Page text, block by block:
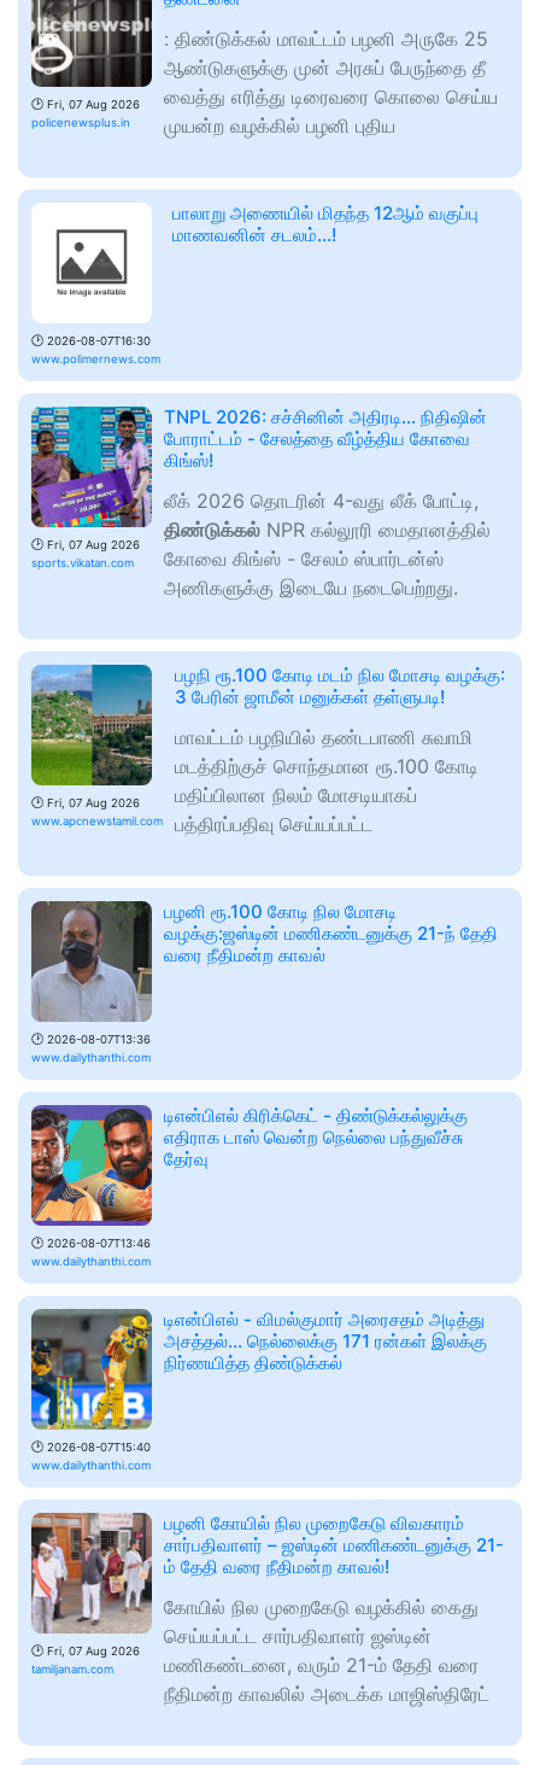
🕑 Fri, 07 Aug 2026
policenewsplus.in
: திண்டுக்கல் மாவட்டம் பழனி அருகே 25
ஆண்டுகளுக்கு முன் அரசுப் பேருந்தை தீ
வைத்து எரித்து டிரைவரை கொலை செய்ய
முயன்ற வழக்கில் பழனி புதிய
🕑 2026-08-07T16:30
www.polimernews.com
பாலாறு அணையில் மிதந்த 12ஆம் வகுப்பு
மாணவனின் சடலம்...!
🕑 Fri, 07 Aug 2026
sports.vikatan.com
TNPL 2026: சச்சினின் அதிரடி... நிதிஷின்
போராட்டம் - சேலத்தை வீழ்த்திய கோவை
கிங்ஸ்!
லீக் 2026 தொடரின் 4-வது லீக் போட்டி,
திண்டுக்கல் NPR கல்லூரி மைதானத்தில்
கோவை கிங்ஸ் - சேலம் ஸ்பார்டன்ஸ்
அணிகளுக்கு இடையே நடைபெற்றது.
🕑 Fri, 07 Aug 2026
www.apcnewstamil.com
பழநி ரூ.100 கோடி மடம் நில மோசடி வழக்கு:
3 பேரின் ஜாமீன் மனுக்கள் தள்ளுபடி!
மாவட்டம் பழநியில் தண்டபாணி சுவாமி
மடத்திற்குச் சொந்தமான ரூ.100 கோடி
மதிப்பிலான நிலம் மோசடியாகப்
பத்திரப்பதிவு செய்யப்பட்ட
🕑 2026-08-07T13:36
www.dailythanthi.com
பழனி ரூ.100 கோடி நில மோசடி
வழக்கு:ஜஸ்டின் மணிகண்டனுக்கு 21-ந் தேதி
வரை நீதிமன்ற காவல்
🕑 2026-08-07T13:46
www.dailythanthi.com
டிஎன்பிஎல் கிரிக்கெட் - திண்டுக்கல்லுக்கு
எதிராக டாஸ் வென்ற நெல்லை பந்துவீச்சு
தேர்வு
🕑 2026-08-07T15:40
www.dailythanthi.com
டிஎன்பிஎல் - விமல்குமார் அரைசதம் அடித்து
அசத்தல்... நெல்லைக்கு 171 ரன்கள் இலக்கு
நிர்ணயித்த திண்டுக்கல்
🕑 Fri, 07 Aug 2026
tamiljanam.com
பழனி கோயில் நில முறைகேடு விவகாரம்
சார்பதிவாளர் – ஜஸ்டின் மணிகண்டனுக்கு 21-
ம் தேதி வரை நீதிமன்ற காவல்!
கோயில் நில முறைகேடு வழக்கில் கைது
செய்யப்பட்ட சார்பதிவாளர் ஜஸ்டின்
மணிகண்டனை, வரும் 21-ம் தேதி வரை
நீதிமன்ற காவலில் அடைக்க மாஜிஸ்திரேட்